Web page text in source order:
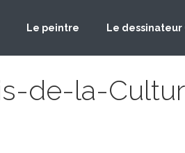
Le peintre Le
de-la-